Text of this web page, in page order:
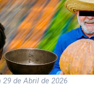
29 de Abril de 2026